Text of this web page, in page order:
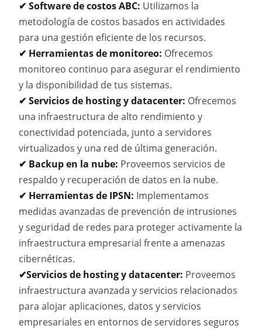
✔ Software de costos ABC: Utilizamos la
metodología de costos basados en actividades
para una gestión eficiente de los recursos.
✔ Herramientas de monitoreo: Ofrecemos
monitoreo continuo para asegurar el rendimiento
y la disponibilidad de tus sistemas.
✔ Servicios de hosting y datacenter: Ofrecemos
una infraestructura de alto rendimiento y
conectividad potenciada, junto a servidores
virtualizados y una red de última generación.
✔ Backup en la nube: Proveemos servicios de
respaldo y recuperación de datos en la nube.
✔ Herramientas de IPSN: Implementamos
medidas avanzadas de prevención de intrusiones
y seguridad de redes para proteger activamente la
infraestructura empresarial frente a amenazas
cibernéticas.
✔Servicios de hosting y datacenter: Proveemos
infraestructura avanzada y servicios relacionados
para alojar aplicaciones, datos y servicios
empresariales en entornos de servidores seguros